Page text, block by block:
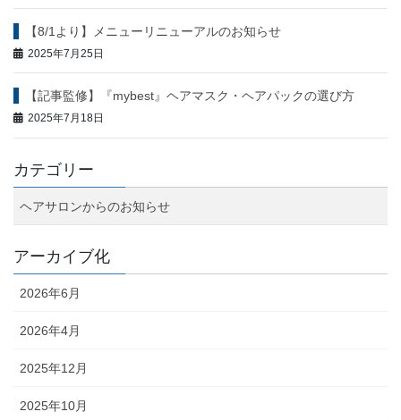
【8/1より】メニューリニューアルのお知らせ
2025年7月25日
【記事監修】『mybest』ヘアマスク・ヘアパックの選び方
2025年7月18日
カテゴリー
ヘアサロンからのお知らせ
アーカイブ化
2026年6月
2026年4月
2025年12月
2025年10月